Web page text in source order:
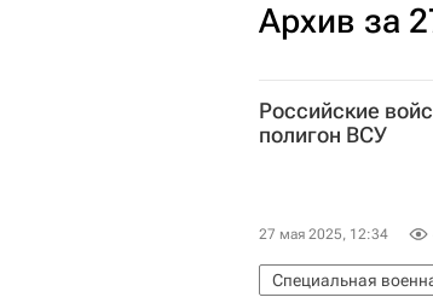
Архив за
Российские
полигон ВСУ
27 мая 2025, 12:34
Специальная